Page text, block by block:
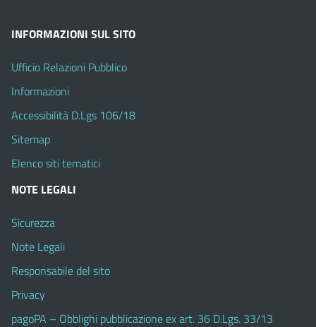
INFORMAZIONI SUL SITO
Ufficio Relazioni Pubblico
Informazioni
Accessibilità D.Lgs 106/18
Sitemap
Elenco siti tematici
NOTE LEGALI
Sicurezza
Note Legali
Responsabile del sito
Privacy
pagoPA – Obblighi pubblicazione ex art. 36 D.Lgs. 33/13